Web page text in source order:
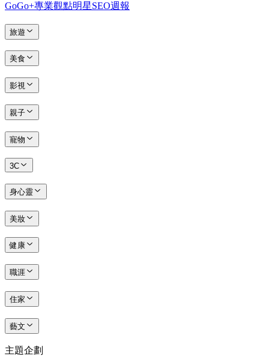
GoGo+專業觀點明星SEO週報
旅遊
美食
影視
親子
寵物
3C
身心靈
美妝
健康
職涯
住家
藝文
主題企劃